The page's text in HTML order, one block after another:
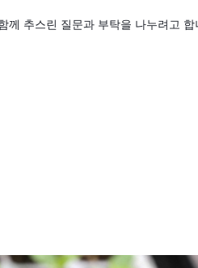
추스린 질문과 부탁을 나누려고